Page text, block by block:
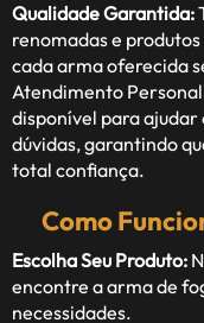
Qualidade Garantida:
renomadas e
cada arma oferecida
Atendimento
disponível para
dúvidas, garantindo
total confiança.
Como
Escolha Seu Produto:
encontre a arma de
necessidades.